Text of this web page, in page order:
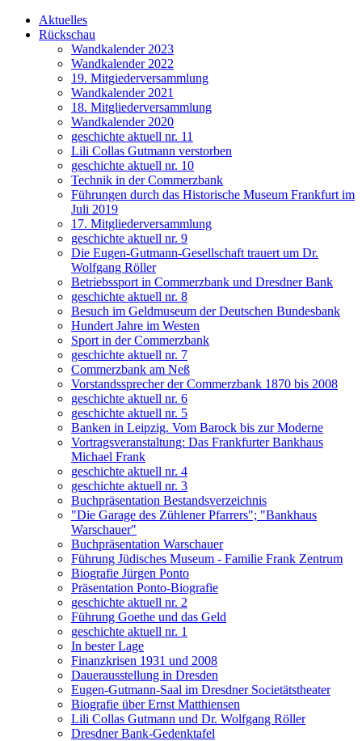
Aktuelles
Rückschau
Wandkalender 2023
Wandkalender 2022
19. Mitgiederversammlung
Wandkalender 2021
18. Mitgliederversammlung
Wandkalender 2020
geschichte aktuell nr. 11
Lili Collas Gutmann verstorben
geschichte aktuell nr. 10
Technik in der Commerzbank
Führungen durch das Historische Museum Frankfurt im
Juli 2019
17. Mitgliederversammlung
geschichte aktuell nr. 9
Die Eugen-Gutmann-Gesellschaft trauert um Dr.
Wolfgang Röller
Betriebssport in Commerzbank und Dresdner Bank
geschichte aktuell nr. 8
Besuch im Geldmuseum der Deutschen Bundesbank
Hundert Jahre im Westen
Sport in der Commerzbank
geschichte aktuell nr. 7
Commerzbank am Neß
Vorstandssprecher der Commerzbank 1870 bis 2008
geschichte aktuell nr. 6
geschichte aktuell nr. 5
Banken in Leipzig. Vom Barock bis zur Moderne
Vortragsveranstaltung: Das Frankfurter Bankhaus
Michael Frank
geschichte aktuell nr. 4
geschichte aktuell nr. 3
Buchpräsentation Bestandsverzeichnis
"Die Garage des Zühlener Pfarrers"; "Bankhaus
Warschauer"
Buchpräsentation Warschauer
Führung Jüdisches Museum - Familie Frank Zentrum
Biografie Jürgen Ponto
Präsentation Ponto-Biografie
geschichte aktuell nr. 2
Führung Goethe und das Geld
geschichte aktuell nr. 1
In bester Lage
Finanzkrisen 1931 und 2008
Dauerausstellung in Dresden
Eugen-Gutmann-Saal im Dresdner Societätstheater
Biografie über Ernst Matthiensen
Lili Collas Gutmann und Dr. Wolfgang Röller
Dresdner Bank-Gedenktafel